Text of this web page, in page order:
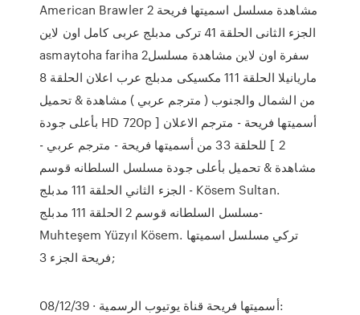
American Brawler 2 مشاهدة مسلسل اسميتها فريحة
الجزء الثانى الحلقة 41 تركى مدبلج عربى كامل اون لاين
asmaytoha fariha 2سفرة اون لاين مشاهدة مسلسل
ماريانيلا الحلقة 111 مكسيكى مدبلج عرب اعلان الحلقة 8
من الشمال والجنوب ( مترجم عربي ) مشاهدة & تحميل
بأعلى جودة HD 720p أسميتها فريحة - مترجم الاعلان [
2 ] للحلقة 33 من أسميتها فريحة - مترجم عربي -
مشاهدة & تحميل بأعلى جودة مسلسل السلطانه قوسم
الجزء الثاني الحلقة 111 مدبلج - Kösem Sultan.
مسلسل السلطانه قوسم 2 الحلقة 111 مدبلج-
Muhteşem Yüzyıl Kösem. تركي مسلسل اسميتها
فريحة الجزء 3;
08/12/39 · أسميتها فريحة قناة يوتيوب الرسمية: